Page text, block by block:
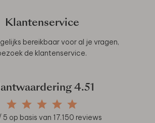
Klantenservice
bereikbaar voor al je vragen,
de klantenservice.
4.51
5 op basis van 17.150 reviews